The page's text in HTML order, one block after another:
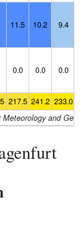
11.5 10.2 9.4
0.0 0.0 0.0
217.5 241.2 233.0
and